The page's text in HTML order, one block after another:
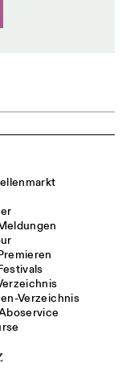
Verzeichnis